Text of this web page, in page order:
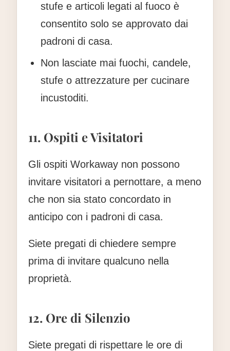
stufe e articoli legati al fuoco è
consentito solo se approvato dai
padroni di casa.
Non lasciate mai fuochi, candele,
stufe o attrezzature per cucinare
incustoditi.
11. Ospiti e Visitatori
Gli ospiti Workaway non possono
invitare visitatori a pernottare, a meno
che non sia stato concordato in
anticipo con i padroni di casa.
Siete pregati di chiedere sempre
prima di invitare qualcuno nella
proprietà.
12. Ore di Silenzio
Siete pregati di rispettare le ore di